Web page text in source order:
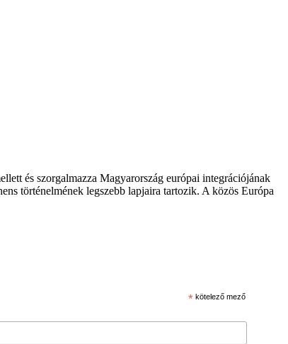
és szorgalmazza Magyarország európai integrációjának
történelmének legszebb lapjaira tartozik. A közös Európa
* kötelező mező